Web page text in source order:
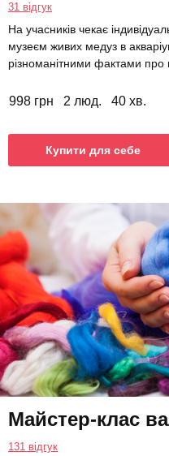
31 відгук
На учасників чекає
музеєм живих медуз в
різноманітними фактами про
998 грн 2 люд. 40 хв.
Купити для себе
Майстер-клас
131 відгук